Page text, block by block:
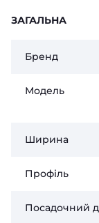
ЗАГАЛЬНА
Бренд
Модель
Ширина
Профіль
Посадочний